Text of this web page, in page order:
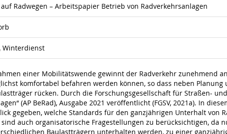
Radwegen – Arbeitspapier Betrieb von Radverkehrsanlagen
Winterdienst
einer Mobilitätswende gewinnt der Radverkehr zunehmend
komfortabel befahren werden können, so dass neben
rücken. Durch die Forschungsgesellschaft für Straßen-
(AP BeRad), Ausgabe 2021 veröffentlicht (FGSV, 2021a). In
gegeben, welche Standards für den ganzjährigen Unterhalt
auch organisatorische Fragestellungen zu berücksichtigen, da
Baulastträgern unterhalten werden, zu einer